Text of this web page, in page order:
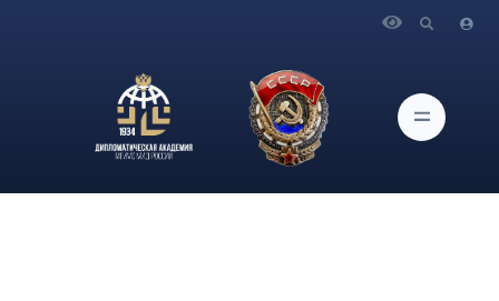
Федерации С.В.Лаврова на Дне знаний в гимназии
им.Е.М.Примакова